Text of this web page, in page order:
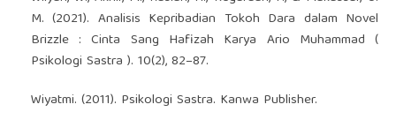
M. (2021). Analisis Kepribadian Tokoh Dara dalam Novel
Brizzle : Cinta Sang Hafizah Karya Ario Muhammad (
Psikologi Sastra ). 10(2), 82–87.
Wiyatmi. (2011). Psikologi Sastra. Kanwa Publisher.